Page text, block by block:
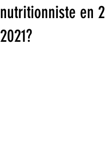
nutritionniste en
2021?